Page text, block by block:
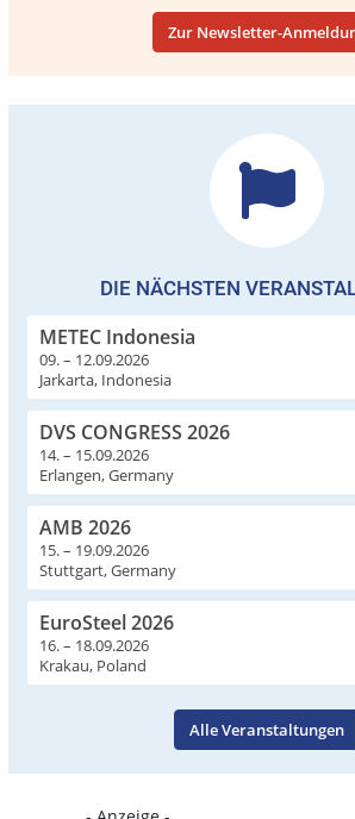
Zur Newsletter-
DIE NÄCHSTEN
METEC Indonesia
09. – 12.09.2026
Jarkarta, Indonesia
DVS CONGRESS 2026
14. – 15.09.2026
Erlangen, Germany
AMB 2026
15. – 19.09.2026
Stuttgart, Germany
EuroSteel 2026
16. – 18.09.2026
Krakau, Poland
Alle Veranstaltungen